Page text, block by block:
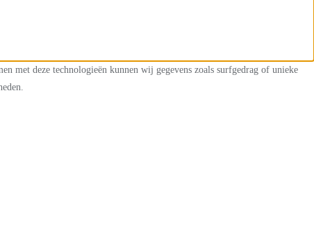
met deze technologieën kunnen wij gegevens zoals surfgedrag of unieke